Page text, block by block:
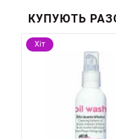
КУПУЮТЬ
Хіт